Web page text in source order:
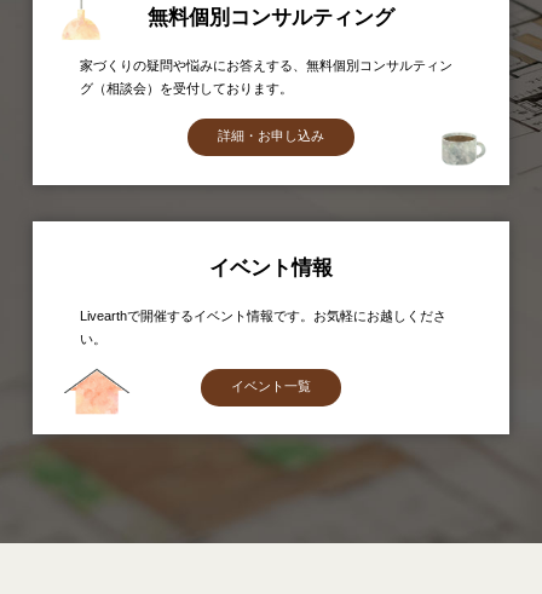
無料個別コンサルティング
家づくりの疑問や悩みにお答えする、無料個別コンサルティン
グ（相談会）を受付しております。
詳細・お申し込み
イベント情報
Livearthで開催するイベント情報です。お気軽にお越しくださ
い。
イベント一覧